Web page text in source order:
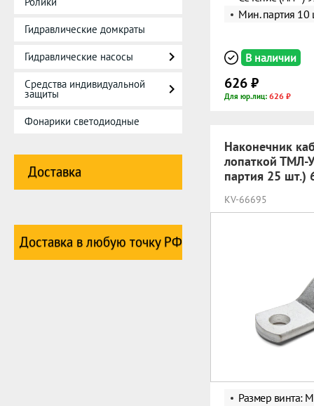
Гидравлические домкраты
Гидравлические насосы
Средства индивидуальной
защиты
Фонарики светодиодные
Доставка
Доставка в любую точку РФ
Мин. партия 10
В наличии
626 ₽
Для юр.лиц: 626 ₽
Наконечник
лопаткой ТМЛ-
партия 25 шт.)
KV-66695
Размер винта: